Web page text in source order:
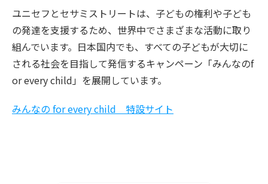
ユニセフとセサミストリートは、子どもの権利や子ども
の発達を支援するため、世界中でさまざまな活動に取り
組んでいます。日本国内でも、すべての子どもが大切に
される社会を目指して発信するキャンペーン「みんなのf
or every child」を展開しています。
みんなの for every child 特設サイト